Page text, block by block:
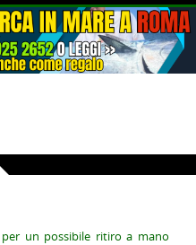
un possibile ritiro a mano